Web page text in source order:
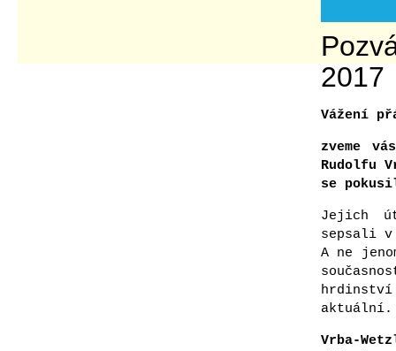
2017
Vážení
zveme
Rudolfu
se
Jejich
sepsali v
A ne
aktuální.
Vrba-